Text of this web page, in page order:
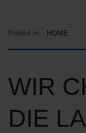
Posted in: HOME
WIR
DIE